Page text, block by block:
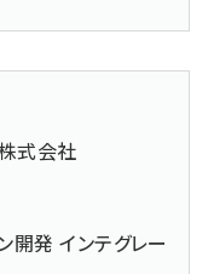
式会社
開発 インテグレー